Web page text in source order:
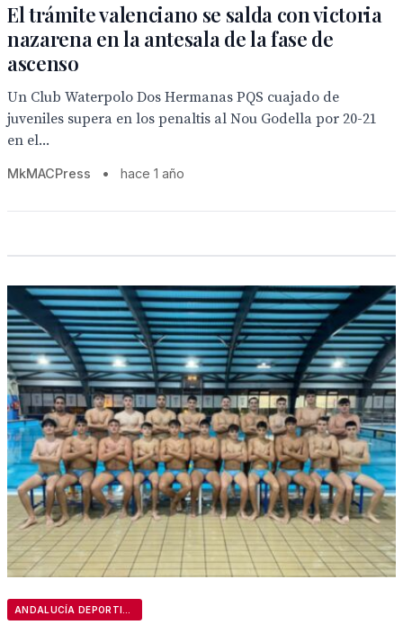
El trámite valenciano se salda con victoria
nazarena en la antesala de la fase de
ascenso
Un Club Waterpolo Dos Hermanas PQS cuajado de
juveniles supera en los penaltis al Nou Godella por 20-21
en el...
MkMACPress • hace 1 año